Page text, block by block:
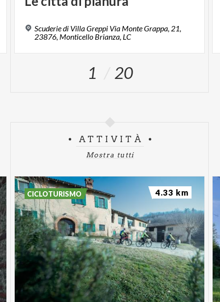
Scuderie di Villa Greppi Via Monte Grappa, 21,
23876, Monticello Brianza, LC
1 20
ATTIVITÀ
Mostra tutti
CICLOTURISMO 4.33 km